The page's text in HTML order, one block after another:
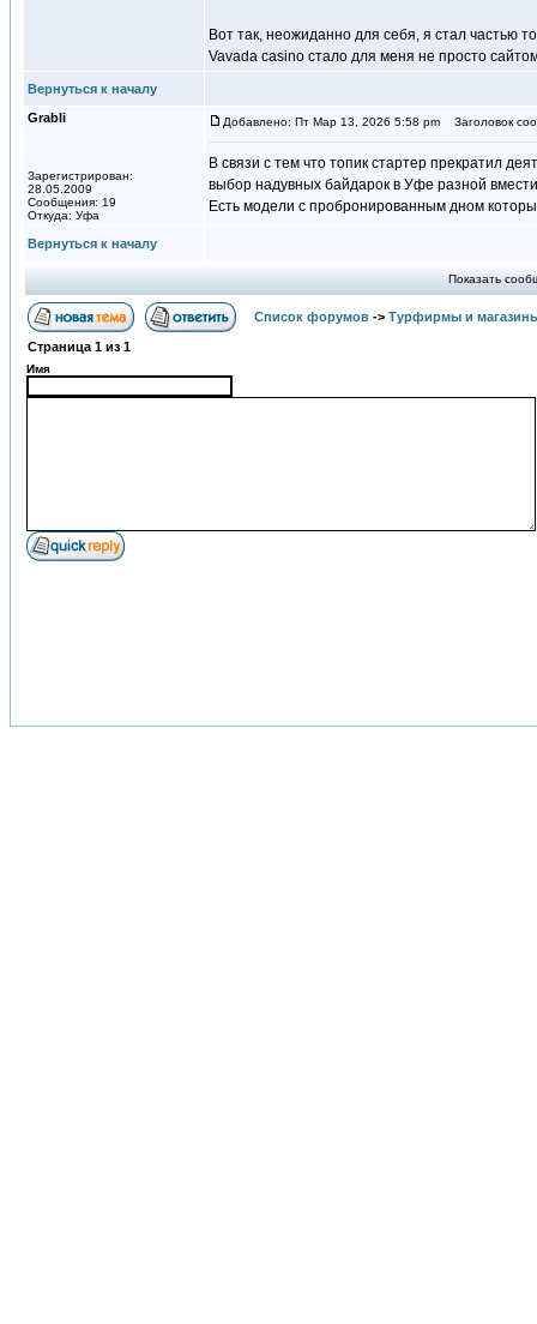
Вот так, неожиданно для себя, я стал частью
Vavada casino стало для меня не просто
Вернуться к началу
Grabli
Зарегистрирован:
28.05.2009
Сообщения: 19
Откуда: Уфа
Добавлено: Пт Мар 13, 2026 5:58 pm Заголовок
В связи с тем что топик стартер прекратил
выбор надувных байдарок в Уфе разной
Есть модели с пробронированным дном
Вернуться к началу
Показать
Список форумов -> Турфирмы и
Страница 1 из 1
Имя